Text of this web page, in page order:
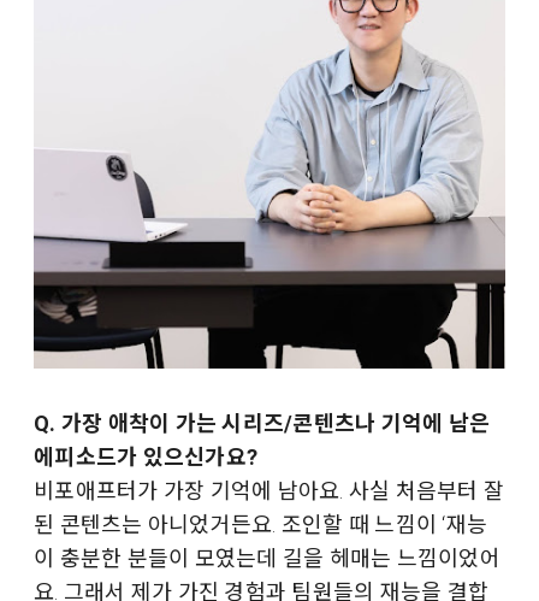
Q. 가장 애착이 가는 시리즈/콘텐츠나 기억에 남은
에피소드가 있으신가요?
비포애프터가 가장 기억에 남아요. 사실 처음부터 잘
된 콘텐츠는 아니었거든요. 조인할 때 느낌이 ‘재능
이 충분한 분들이 모였는데 길을 헤매는 느낌이었어
요. 그래서 제가 가진 경험과 팀원들의 재능을 결합